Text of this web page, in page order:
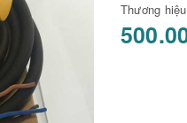
Thương